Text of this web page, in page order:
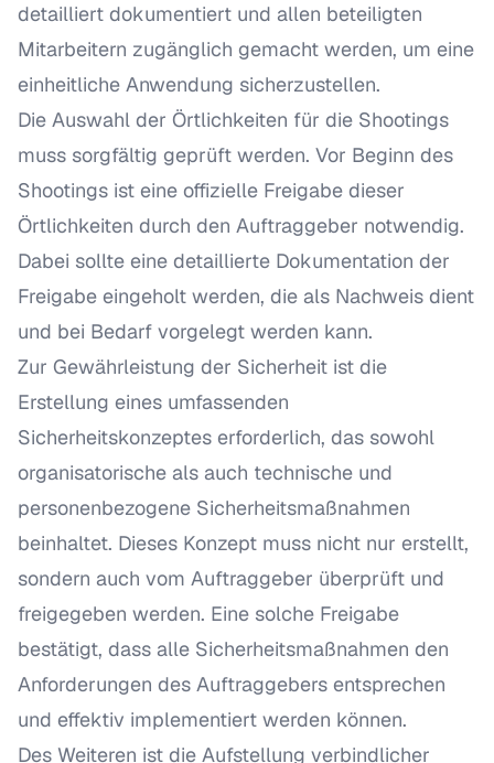
detailliert dokumentiert und allen beteiligten
Mitarbeitern zugänglich gemacht werden, um eine
einheitliche Anwendung sicherzustellen.
Die Auswahl der Örtlichkeiten für die Shootings
muss sorgfältig geprüft werden. Vor Beginn des
Shootings ist eine offizielle Freigabe dieser
Örtlichkeiten durch den Auftraggeber notwendig.
Dabei sollte eine detaillierte Dokumentation der
Freigabe eingeholt werden, die als Nachweis dient
und bei Bedarf vorgelegt werden kann.
Zur Gewährleistung der Sicherheit ist die
Erstellung eines umfassenden
Sicherheitskonzeptes erforderlich, das sowohl
organisatorische als auch technische und
personenbezogene Sicherheitsmaßnahmen
beinhaltet. Dieses Konzept muss nicht nur erstellt,
sondern auch vom Auftraggeber überprüft und
freigegeben werden. Eine solche Freigabe
bestätigt, dass alle Sicherheitsmaßnahmen den
Anforderungen des Auftraggebers entsprechen
und effektiv implementiert werden können.
Des Weiteren ist die Aufstellung verbindlicher